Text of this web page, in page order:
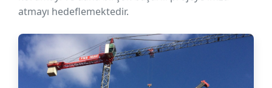
atmayı hedeflemektedir.